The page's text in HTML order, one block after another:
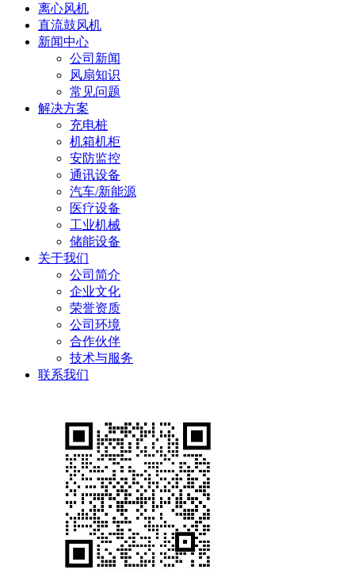
离心风机
直流鼓风机
新闻中心
公司新闻
风扇知识
常见问题
解决方案
充电桩
机箱机柜
安防监控
通讯设备
汽车/新能源
医疗设备
工业机械
储能设备
关于我们
公司简介
企业文化
荣誉资质
公司环境
合作伙伴
技术与服务
联系我们